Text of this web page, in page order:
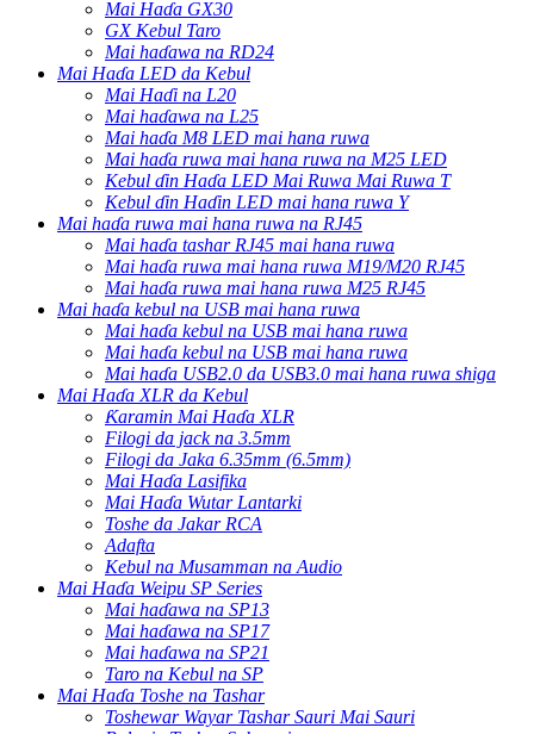
Mai Haɗa GX30
GX Kebul Taro
Mai haɗawa na RD24
Mai Haɗa LED da Kebul
Mai Haɗi na L20
Mai haɗawa na L25
Mai haɗa M8 LED mai hana ruwa
Mai haɗa ruwa mai hana ruwa na M25 LED
Kebul ɗin Haɗa LED Mai Ruwa Mai Ruwa T
Kebul ɗin Haɗin LED mai hana ruwa Y
Mai haɗa ruwa mai hana ruwa na RJ45
Mai haɗa tashar RJ45 mai hana ruwa
Mai haɗa ruwa mai hana ruwa M19/M20 RJ45
Mai haɗa ruwa mai hana ruwa M25 RJ45
Mai haɗa kebul na USB mai hana ruwa
Mai haɗa kebul na USB mai hana ruwa
Mai haɗa kebul na USB mai hana ruwa
Mai haɗa USB2.0 da USB3.0 mai hana ruwa shiga
Mai Haɗa XLR da Kebul
Ƙaramin Mai Haɗa XLR
Filogi da jack na 3.5mm
Filogi da Jaka 6.35mm (6.5mm)
Mai Haɗa Lasifika
Mai Haɗa Wutar Lantarki
Toshe da Jakar RCA
Adafta
Kebul na Musamman na Audio
Mai Haɗa Weipu SP Series
Mai haɗawa na SP13
Mai haɗawa na SP17
Mai haɗawa na SP21
Taro na Kebul na SP
Mai Haɗa Toshe na Tashar
Toshewar Wayar Tashar Sauri Mai Sauri